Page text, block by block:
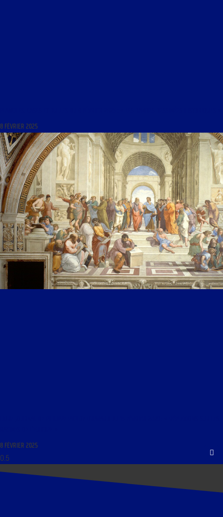
8 FÉVRIER 2025
8 FÉVRIER 2025